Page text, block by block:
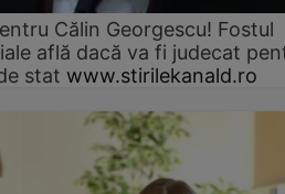
Călin Georgescu! Fostul
află dacă va fi judecat
stat www.stirilekanald.ro